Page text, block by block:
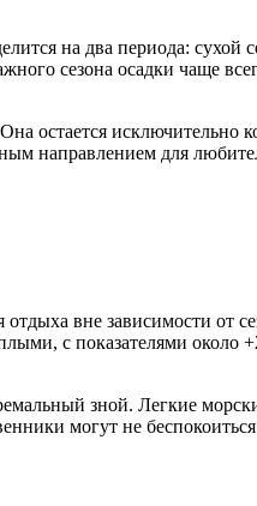
на два периода: сухой
сезона осадки чаще
остается исключительно
направлением для
вне зависимости от
с показателями около
зной. Легкие
могут не